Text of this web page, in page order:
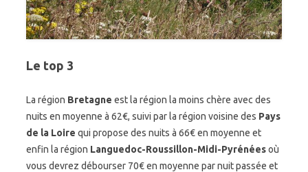
Le top 3
La région Bretagne est la région la moins chère avec des
nuits en moyenne à 62€, suivi par la région voisine des Pays
de la Loire qui propose des nuits à 66€ en moyenne et
enfin la région Languedoc-Roussillon-Midi-Pyrénéesoù
vous devrez débourser 70€ en moyenne par nuit passée et